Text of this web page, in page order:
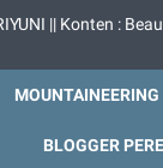
|| Konten :
MOUNTAINEERING
BLOGGER